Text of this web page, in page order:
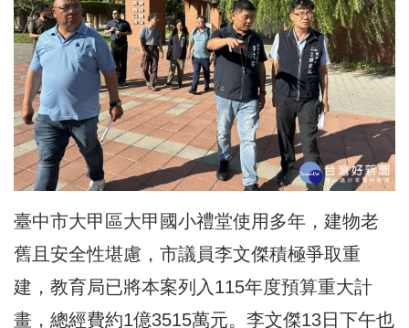
臺中市大甲區大甲國小禮堂使用多年，建物老
舊且安全性堪慮，市議員李文傑積極爭取重
建，教育局已將本案列入115年度預算重大計
畫，總經費約1億3515萬元。李文傑13日下午也